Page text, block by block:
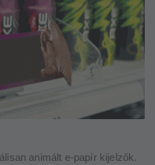
animált e-papír kijelzők.